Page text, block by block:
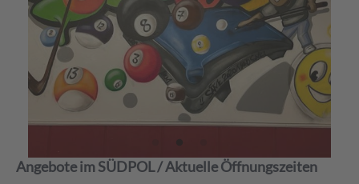
Angebote im SÜDPOL / Aktuelle Öffnungszeiten